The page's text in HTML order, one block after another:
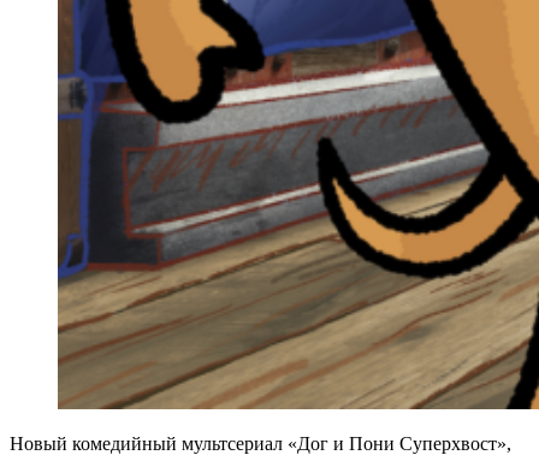
Новый комедийный мультсериал «Дог и Пони Суперхвост»,